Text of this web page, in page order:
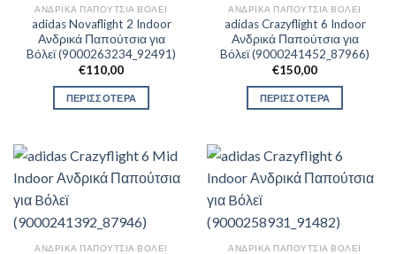
ΑΝΔΡΙΚΆ ΠΑΠΟΎΤΣΙΑ ΒΌΛΕΙ
adidas Novaflight 2 Indoor
Ανδρικά Παπούτσια για
Bόλεϊ (9000263234_92491)
€110,00
ΠΕΡΙΣΣΟΤΕΡΑ
ΑΝΔΡΙΚΆ ΠΑΠΟΎΤΣΙΑ ΒΌΛΕΙ
adidas Crazyflight 6 Indoor
Ανδρικά Παπούτσια για
Bόλεϊ (9000241452_87966)
€150,00
ΠΕΡΙΣΣΟΤΕΡΑ
ΑΝΔΡΙΚΆ ΠΑΠΟΎΤΣΙΑ ΒΌΛΕΙ ΑΝΔΡΙΚΆ ΠΑΠΟΎΤΣΙΑ ΒΌΛΕΙ